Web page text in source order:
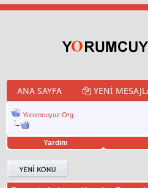
ANA SAYFA YENI
Yorumcuyuz.Org
Yardım
hilesi